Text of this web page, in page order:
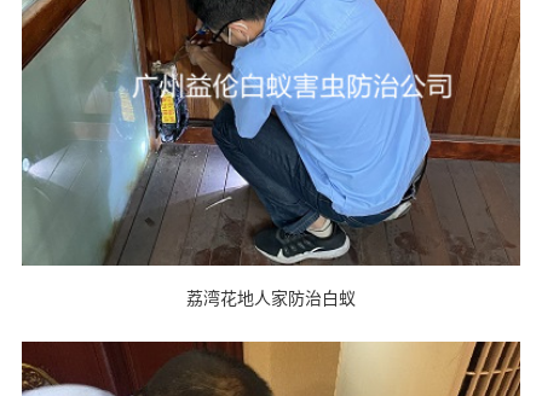
荔湾花地人家防治白蚁